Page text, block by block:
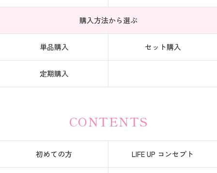
購入方法から選ぶ
単品購入 セット購入
定期購入
CONTENTS
初めての方 LIFE UP コンセプト